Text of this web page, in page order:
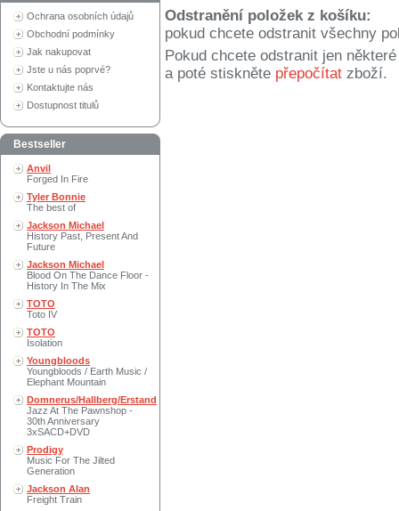
Ochrana osobních údajů
Obchodní podmínky
Jak nakupovat
Jste u nás poprvé?
Kontaktujte nás
Dostupnost titulů
Bestseller
Anvil
Forged In Fire
Tyler Bonnie
The best of
Jackson Michael
History Past, Present And
Future
Jackson Michael
Blood On The Dance Floor -
History In The Mix
TOTO
Toto IV
TOTO
Isolation
Youngbloods
Youngbloods / Earth Music /
Elephant Mountain
Domnerus/Hallberg/Erstand
Jazz At The Pawnshop -
30th Anniversary
3xSACD+DVD
Prodigy
Music For The Jilted
Generation
Jackson Alan
Freight Train
Odstranění položek z košíku:
pokud chcete odstranit všechny
Pokud chcete odstranit jen
a poté stiskněte přepočítat zboží.